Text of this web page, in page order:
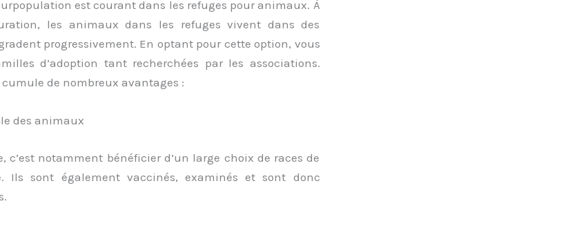
est courant dans les refuges pour animaux. À
les animaux dans les refuges vivent dans des
progressivement. En optant pour cette option, vous
d’adoption tant recherchées par les associations.
cumule de nombreux avantages :
des animaux
c’est notamment bénéficier d’un large choix de races de
Ils sont également vaccinés, examinés et sont donc